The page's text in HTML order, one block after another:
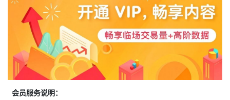
会员服务说明：